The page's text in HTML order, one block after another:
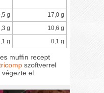
g
17,0 g
g
10,6 g
g 0,1 g
muffin recept
szoftverrel
el.